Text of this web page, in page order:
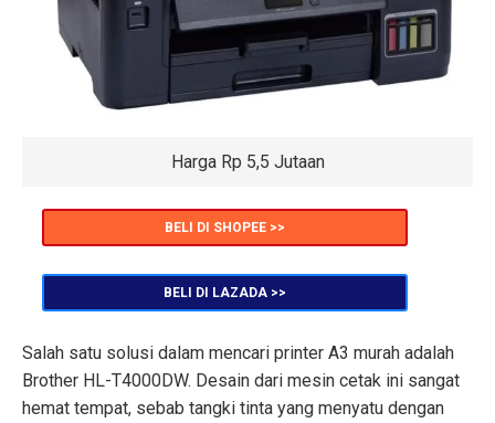
Harga Rp 5,5 Jutaan
BELI DI SHOPEE >>
BELI DI LAZADA >>
Salah satu solusi dalam mencari printer A3 murah adalah
Brother HL-T4000DW. Desain dari mesin cetak ini sangat
hemat tempat, sebab tangki tinta yang menyatu dengan